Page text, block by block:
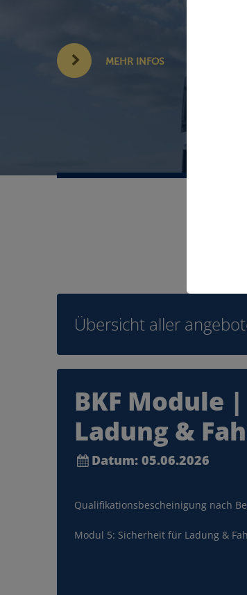
MEHR INFOS
… mit uns
Das e-
Übersicht aller
BKF Module
Ladung &
Datum: 05.06.2026
Qualifikationsbescheinigung nach
Modul 5: Sicherheit für Ladung &